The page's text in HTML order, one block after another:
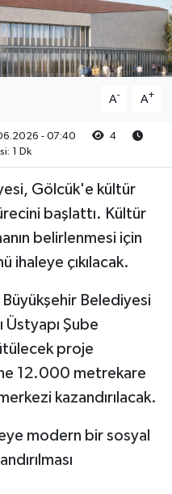
A- A+
- 07:40
4
1 Dk
Gölcük'e kültür
başlattı. Kültür
belirlenmesi için
ihaleye çıkılacak.
Büyükşehir Belediyesi
Üstyapı Şube
proje
12.000 metrekare
kazandırılacak.
modern bir sosyal